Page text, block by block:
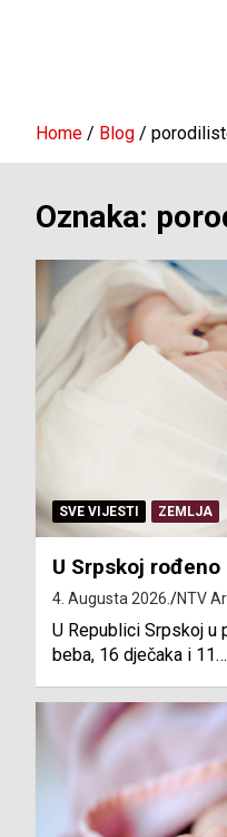
Home Blog
Oznaka:
SVE VIJESTI ZEMLJA
U Srpskoj rođeno
4. Augusta 2026. NTV
U Republici Srpskoj u
beba, 16 dječaka i 11…